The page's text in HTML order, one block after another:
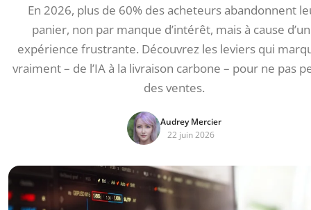
En 2026, plus de 60% des acheteurs abandonnent
panier, non par manque d’intérêt, mais à cause
expérience frustrante. Découvrez les leviers qui
vraiment – de l’IA à la livraison carbone – pour ne pas
des ventes.
Audrey Mercier
22 juin 2026